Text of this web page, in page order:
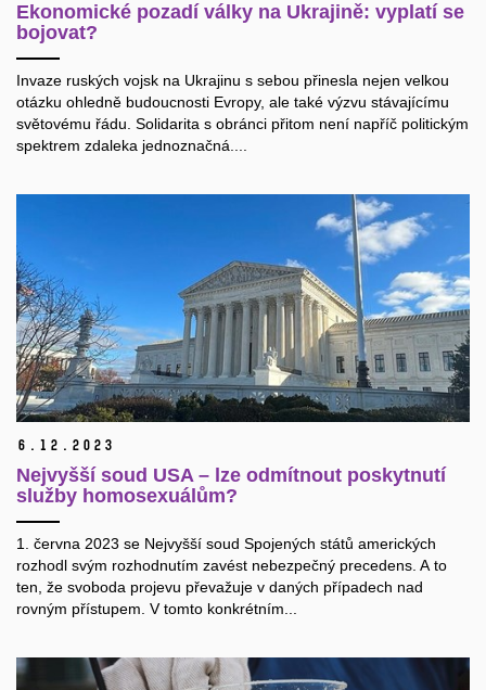
Ekonomické pozadí války na Ukrajině: vyplatí se
bojovat?
Invaze ruských vojsk na Ukrajinu s sebou přinesla nejen velkou
otázku ohledně budoucnosti Evropy, ale také výzvu stávajícímu
světovému řádu. Solidarita s obránci přitom není napříč politickým
spektrem zdaleka jednoznačná....
6. 12. 2023
Nejvyšší soud USA – lze odmítnout poskytnutí
služby homosexuálům?
1. června 2023 se Nejvyšší soud Spojených států amerických
rozhodl svým rozhodnutím zavést nebezpečný precedens. A to
ten, že svoboda projevu převažuje v daných případech nad
rovným přístupem. V tomto konkrétním...